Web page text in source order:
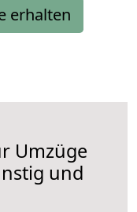
erhalten
Umzüge
und